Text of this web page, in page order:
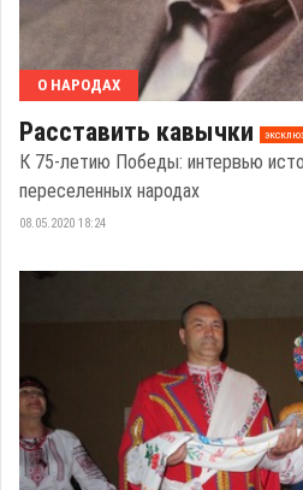
О НАРОДАХ
Расставить кавычки
К 75-летию Победы: интервью
переселенных народах
08.05.2020 18:24